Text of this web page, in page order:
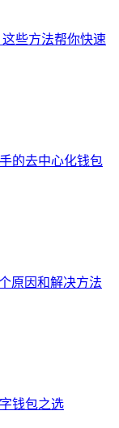
些方法帮你快速
的去中心化钱包
原因和解决方法
钱包之选